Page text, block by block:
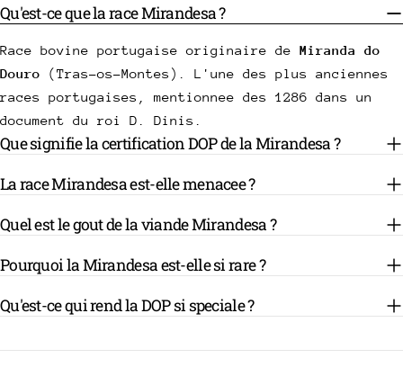
Qu'est-ce que la race Mirandesa ?
Race bovine portugaise originaire de Miranda do
Douro (Tras-os-Montes). L'une des plus anciennes
races portugaises, mentionnee des 1286 dans un
document du roi D. Dinis.
Que signifie la certification DOP de la Mirandesa ?
La race Mirandesa est-elle menacee ?
Quel est le gout de la viande Mirandesa ?
Pourquoi la Mirandesa est-elle si rare ?
Qu'est-ce qui rend la DOP si speciale ?